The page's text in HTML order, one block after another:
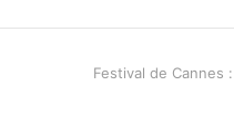
Festival de Cannes